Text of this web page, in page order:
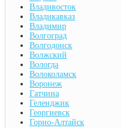
Владивосток
Владикавказ
Владимир
Волгоград
Волгодонск
Волжский
Вологда
Волоколамск
Воронеж
Гатчина
Геленджик
Георгиевск
Горно-Алтайск